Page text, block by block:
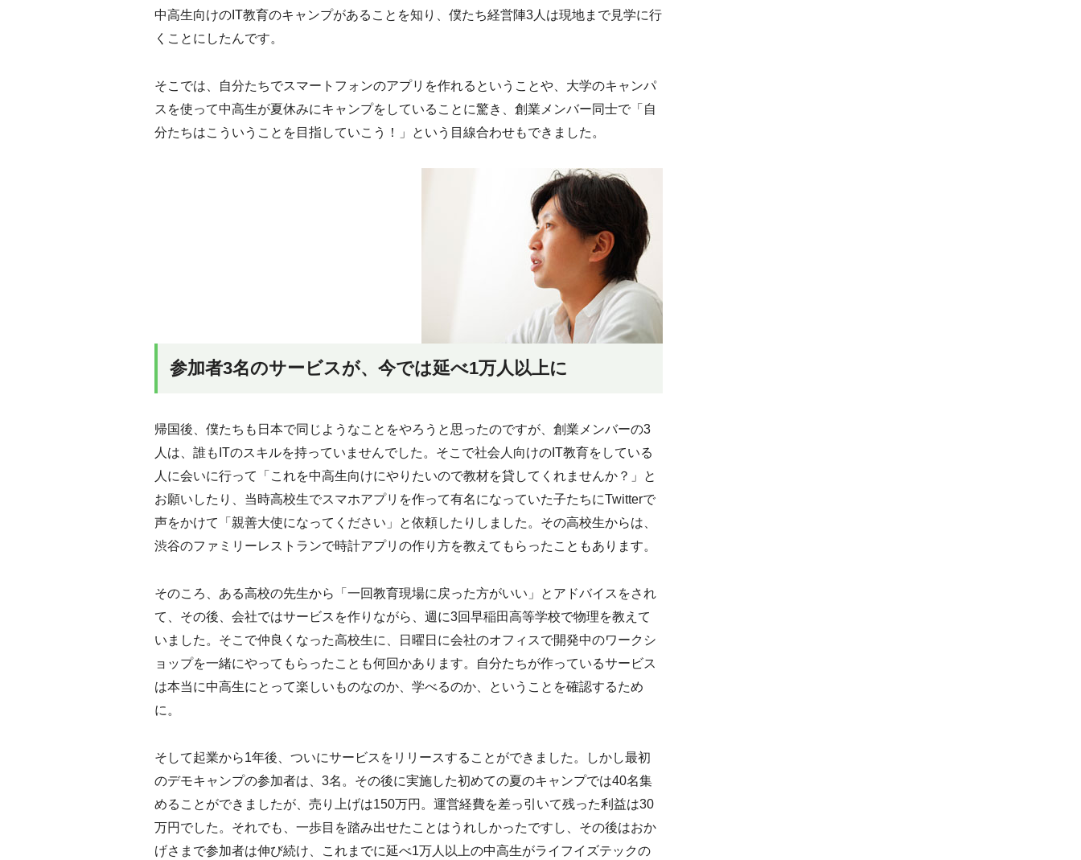
中高生向けのIT教育のキャンプがあることを知り、僕たち経営陣3人は現地まで見学に行
くことにしたんです。
そこでは、自分たちでスマートフォンのアプリを作れるということや、大学のキャンパ
スを使って中高生が夏休みにキャンプをしていることに驚き、創業メンバー同士で「自
分たちはこういうことを目指していこう！」という目線合わせもできました。
参加者3名のサービスが、今では延べ1万人以上に
帰国後、僕たちも日本で同じようなことをやろうと思ったのですが、創業メンバーの3
人は、誰もITのスキルを持っていませんでした。そこで社会人向けのIT教育をしている
人に会いに行って「これを中高生向けにやりたいので教材を貸してくれませんか？」と
お願いしたり、当時高校生でスマホアプリを作って有名になっていた子たちにTwitterで
声をかけて「親善大使になってください」と依頼したりしました。その高校生からは、
渋谷のファミリーレストランで時計アプリの作り方を教えてもらったこともあります。
そのころ、ある高校の先生から「一回教育現場に戻った方がいい」とアドバイスをされ
て、その後、会社ではサービスを作りながら、週に3回早稲田高等学校で物理を教えて
いました。そこで仲良くなった高校生に、日曜日に会社のオフィスで開発中のワークシ
ョップを一緒にやってもらったことも何回かあります。自分たちが作っているサービス
は本当に中高生にとって楽しいものなのか、学べるのか、ということを確認するため
に。
そして起業から1年後、ついにサービスをリリースすることができました。しかし最初
のデモキャンプの参加者は、3名。その後に実施した初めての夏のキャンプでは40名集
めることができましたが、売り上げは150万円。運営経費を差っ引いて残った利益は30
万円でした。それでも、一歩目を踏み出せたことはうれしかったですし、その後はおか
げさまで参加者は伸び続け、これまでに延べ1万人以上の中高生がライフイズテックの